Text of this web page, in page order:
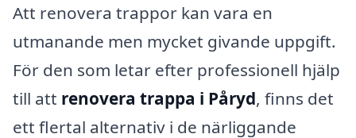
Att renovera trappor kan vara en
utmanande men mycket givande uppgift.
För den som letar efter professionell hjälp
till att renovera trappa i Påryd, finns det
ett flertal alternativ i de närliggande